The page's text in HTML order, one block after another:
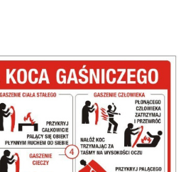
niż 3 kg środka